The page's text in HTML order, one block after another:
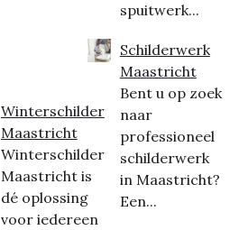
Winterschilder
Maastricht
Winterschilder
Maastricht is
dé oplossing
voor iedereen
spuitwerk...
Schilderwerk
Maastricht
Bent u op zoek
naar
professioneel
schilderwerk
in Maastricht?
Een...